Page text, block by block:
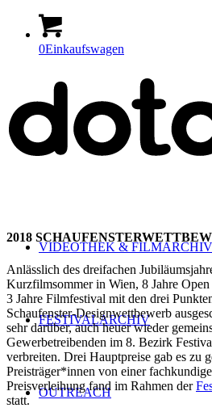
0Einkaufswagen
VIDEOTHEK & FILMARCHIV
FESTIVALARCHIV
OUTREACH
2018
Anlässlich des dreifachen
Kurzfilmsommer in Wien, 8 Jahre
3 Jahre Filmfestival mit den drei
Schaufenster-Designwettbewerb
sehr darüber, auch heuer wieder
Gewerbetreibenden im 8. Bezirk
verbreiten. Drei Hauptpreise gab es zu
Preisträger*innen von einer
Preisverleihung fand im Rahmen der
statt.